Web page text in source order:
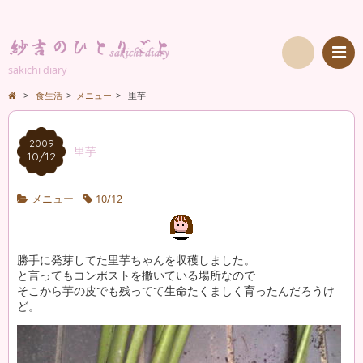
sakichi diary
索
> 食生活 > メニュー > 里芋
2009
10/12 里芋
メニュー 10/12
勝手に発芽してた里芋ちゃんを収穫しました。
と言ってもコンポストを撒いている場所なので
そこから芋の皮でも残ってて生命たくましく育ったんだろうけ
ど。